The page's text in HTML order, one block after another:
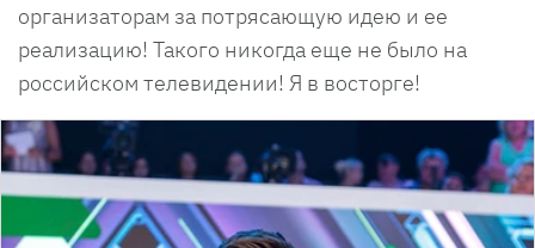
организаторам за потрясающую идею и ее
реализацию! Такого никогда еще не было на
российском телевидении! Я в восторге!